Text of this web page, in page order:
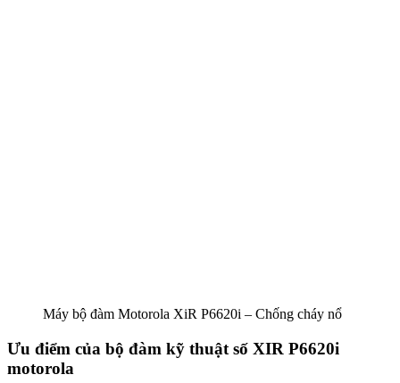
Máy bộ đàm Motorola XiR P6620i – Chống cháy nổ
Ưu điểm của bộ đàm kỹ thuật số XIR P6620i
motorola